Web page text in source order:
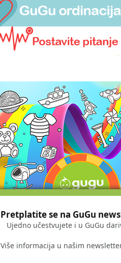
Pretplatite se na GuGu
Ujedno učestvujete i u GuGu
Više informacija u našim